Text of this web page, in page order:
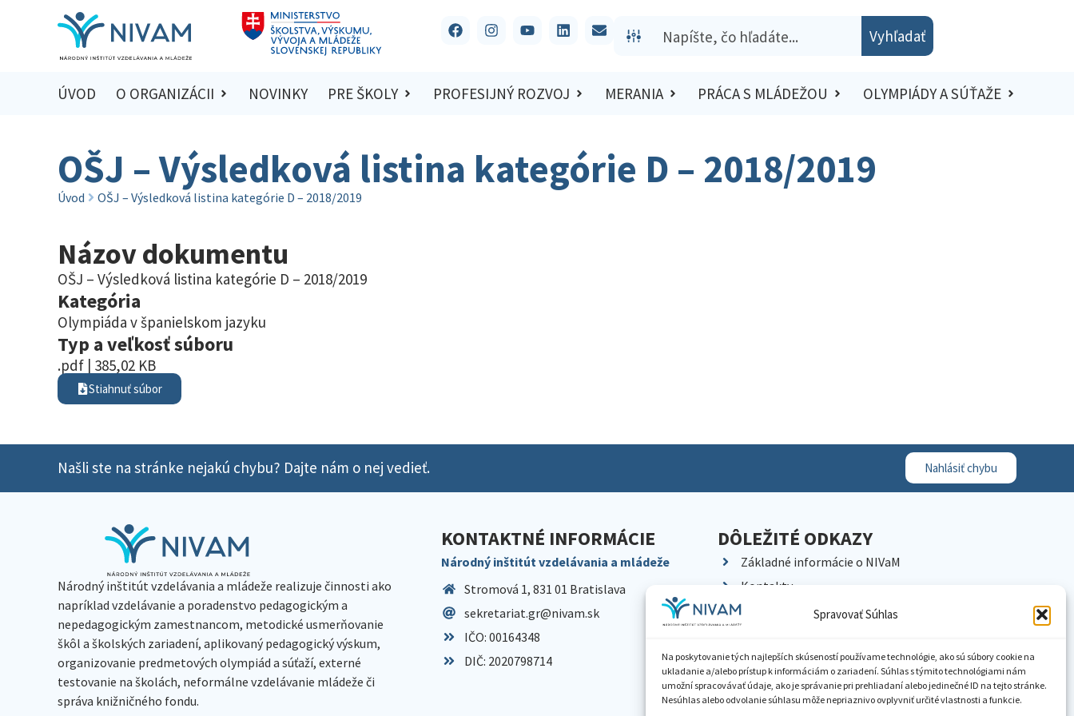
Spravovať Súhlas
Na poskytovanie tých najlepších skúseností používame technológie, ako sú súbory cookie na
ukladanie a/alebo prístup k informáciám o zariadení. Súhlas s týmito technológiami nám
umožní spracovávať údaje, ako je správanie pri prehliadaní alebo jedinečné ID na tejto stránke.
Nesúhlas alebo odvolanie súhlasu môže nepriaznivo ovplyvniť určité vlastnosti a funkcie.
Vyhľadať
ÚVOD O ORGANIZÁCII NOVINKY PRE ŠKOLY PROFESIJNÝ ROZVOJ MERANIA PRÁCA S MLÁDEŽOU OLYMPIÁDY A SÚŤAŽE
OŠJ – Výsledková listina kategórie D – 2018/2019
Úvod OŠJ – Výsledková listina kategórie D – 2018/2019
Názov dokumentu
OŠJ – Výsledková listina kategórie D – 2018/2019
Kategória
Olympiáda v španielskom jazyku
Typ a veľkosť súboru
.pdf | 385,02 KB
Stiahnuť súbor
Našli ste na stránke nejakú chybu? Dajte nám o nej vedieť. Nahlásiť chybu
Národný inštitút vzdelávania a mládeže realizuje činnosti ako
napríklad vzdelávanie a poradenstvo pedagogickým a
nepedagogickým zamestnancom, metodické usmerňovanie
škôl a školských zariadení, aplikovaný pedagogický výskum,
organizovanie predmetových olympiád a súťaží, externé
testovanie na školách, neformálne vzdelávanie mládeže či
správa knižničného fondu.
KONTAKTNÉ INFORMÁCIE
Národný inštitút vzdelávania a mládeže
Stromová 1, 831 01 Bratislava
sekretariat.gr@nivam.sk
IČO: 00164348
DIČ: 2020798714
DÔLEŽITÉ ODKAZY
Základné informácie o NIVaM
Kontakty
Kariéra
Pracoviská NIVaM
Dokumenty inštitúcie
Knižnica